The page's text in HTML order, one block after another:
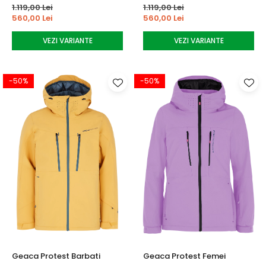
1.119,00 Lei
560,00 Lei
VEZI VARIANTE
1.119,00 Lei
560,00 Lei
VEZI VARIANTE
-50%
Geaca Protest Barbati
-50%
Geaca Protest Femei